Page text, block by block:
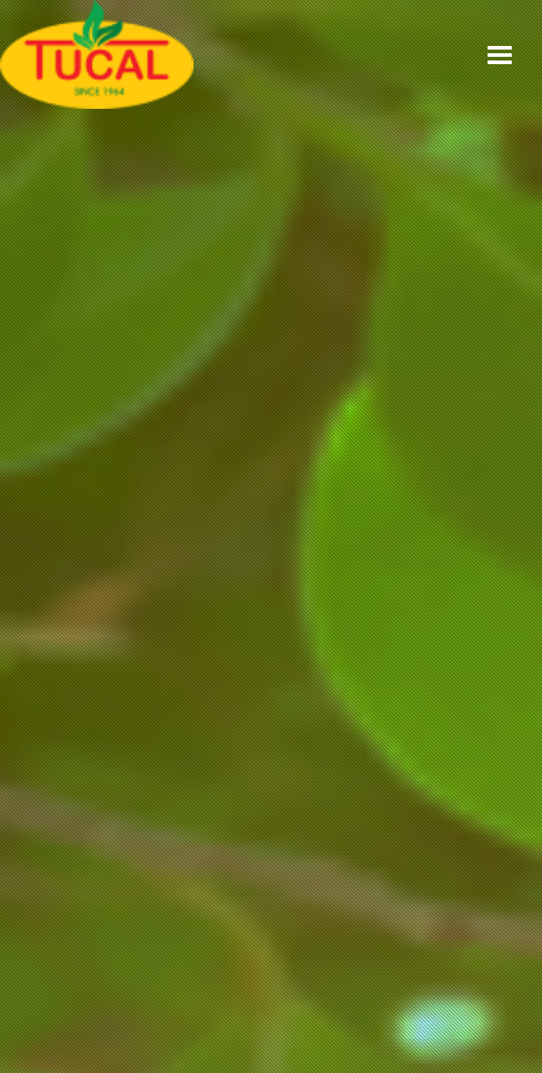
ACCUEIL
À PROPOS
GAMMES
CERTIFICATIONS
RECETTES
ACTUALITÉS
CONTACT
EN